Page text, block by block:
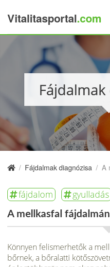
Vitalitasportal.com
/ Fájdalmak diagnózisa / A
fájdalom gyulladás
A mellkasfal
Könnyen felismerhetők a
bőrnek, a bőralatti
×